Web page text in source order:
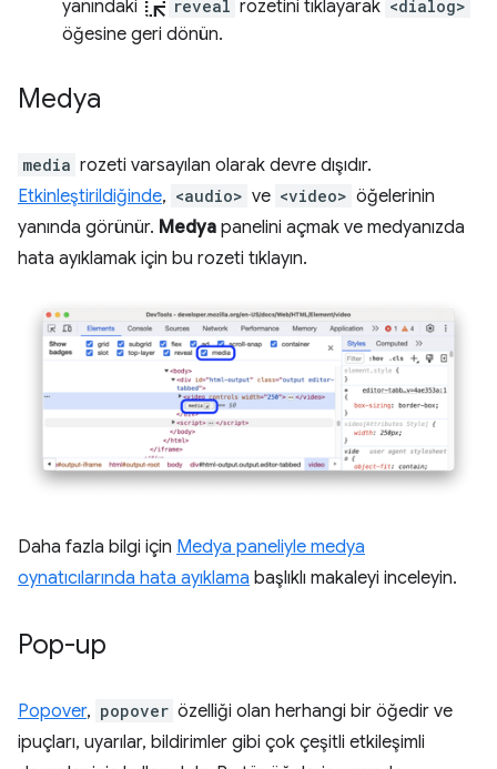
yanındaki ink_selection reveal rozetini tıklayarak <dialog>
öğesine geri dönün.
Medya
media rozeti varsayılan olarak devre dışıdır.
Etkinleştirildiğinde, <audio> ve <video> öğelerinin
yanında görünür. Medya panelini açmak ve medyanızda
hata ayıklamak için bu rozeti tıklayın.
Daha fazla bilgi için Medya paneliyle medya
oynatıcılarında hata ayıklama başlıklı makaleyi inceleyin.
Pop-up
Popover, popover özelliği olan herhangi bir öğedir ve
ipuçları, uyarılar, bildirimler gibi çok çeşitli etkileşimli